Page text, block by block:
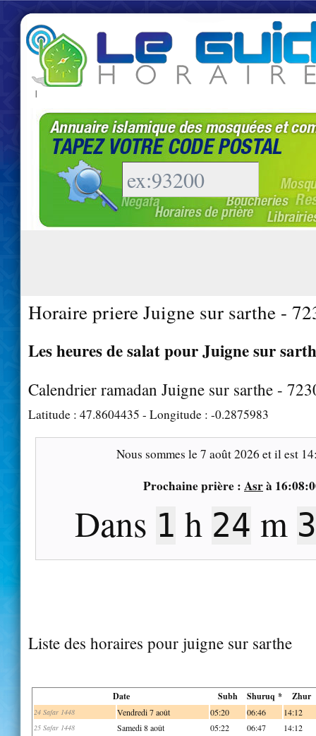
|
Horaire priere Juigne sur sarthe -
Les heures de salat pour Juigne sur
Calendrier ramadan Juigne sur sarthe -
Latitude : 47.8604435 - Longitude : -0.2875983
Nous sommes le7 août 2026 et il est
Prochaine prière : Asrà
Dans 1 h 24 m
Liste des horaires pour juigne sur sarthe
Date Subh Shuruq * Zhur
24 Safar 1448 Vendredi 7 août 05:20 06:46 14:12
25 Safar 1448 Samedi 8 août 05:22 06:47 14:12